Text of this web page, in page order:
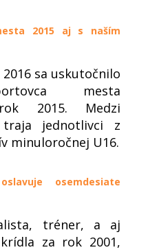
2015 aj s naším
sa uskutočnilo
mesta
2015. Medzi
jednotlivci z
minuloročnej U16.
osemdesiate
tréner, a aj
za rok 2001,